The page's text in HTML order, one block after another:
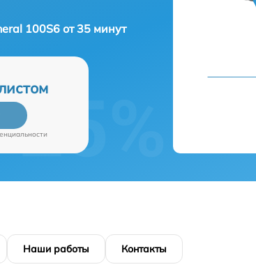
100S6 от 35 минут
Наши работы Контакты